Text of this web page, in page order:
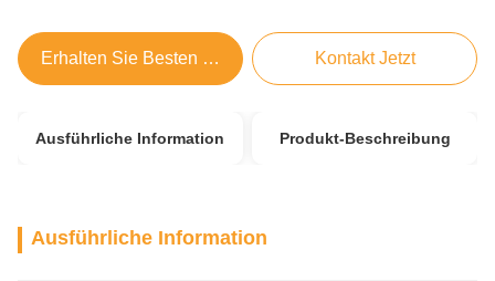
Erhalten Sie Besten Preis Kontakt Jetzt
Ausführliche Information Produkt-Beschreibung
Ausführliche Information